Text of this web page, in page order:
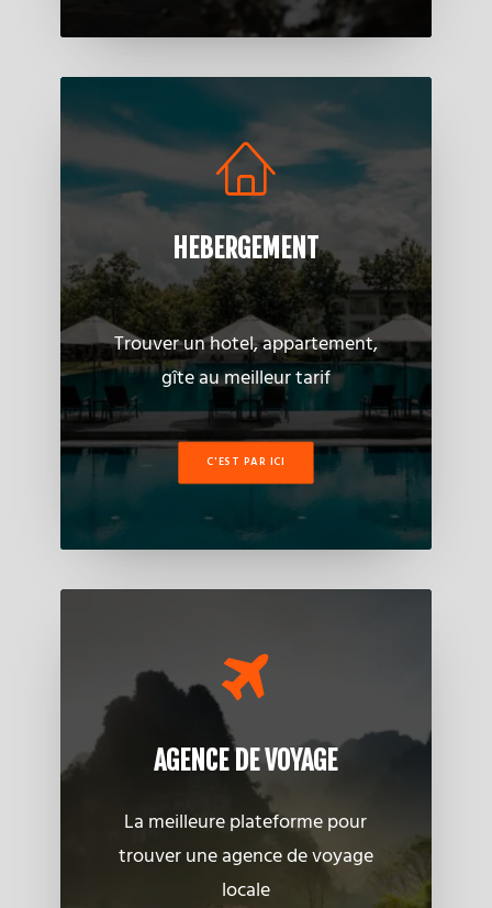
HEBERGEMENT
Trouver un hotel, appartement,
gîte au meilleur tarif
C'EST PAR ICI
AGENCE DE VOYAGE
La meilleure plateforme pour
trouver une agence de voyage
locale